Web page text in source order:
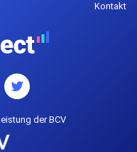
Kontakt
der BCV